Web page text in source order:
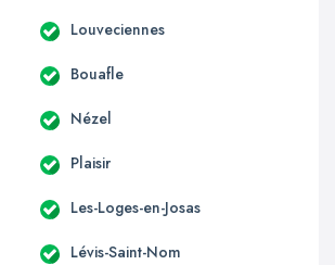
Louveciennes
Bouafle
Nézel
Plaisir
Les-Loges-en-Josas
Lévis-Saint-Nom